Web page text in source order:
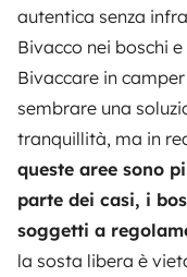
autentica senza
Bivacco nei boschi
Bivaccare in
sembrare una
tranquillità, ma in
queste aree sono
parte dei casi, i
soggetti a
la sosta libera è